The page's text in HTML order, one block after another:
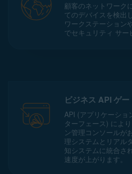
顧客のネットワーク
てのデバイスを検出
ワークステーション
でセキュリティ サー
ビジネス API ゲー
API (アプリケーショ
ターフェース) によ
ン管理コンソールが
理システムとリアル
知システムに統合さ
速度が上がります。